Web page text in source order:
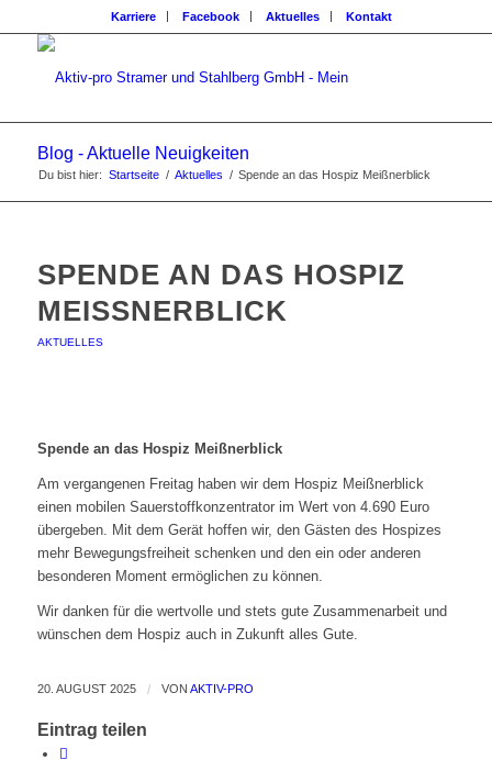
Karriere Facebook Aktuelles Kontakt
Blog - Aktuelle Neuigkeiten
Du bist hier: Startseite / Aktuelles / Spende an das Hospiz Meißnerblick
SPENDE AN DAS HOSPIZ
MEISSNERBLICK
AKTUELLES
Spende an das Hospiz Meißnerblick
Am vergangenen Freitag haben wir dem Hospiz Meißnerblick
einen mobilen Sauerstoffkonzentrator im Wert von 4.690 Euro
übergeben. Mit dem Gerät hoffen wir, den Gästen des Hospizes
mehr Bewegungsfreiheit schenken und den ein oder anderen
besonderen Moment ermöglichen zu können.
Wir danken für die wertvolle und stets gute Zusammenarbeit und
wünschen dem Hospiz auch in Zukunft alles Gute.
20. AUGUST 2025 / VON AKTIV-PRO
Eintrag teilen